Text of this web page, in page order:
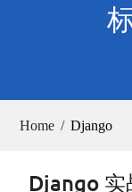
Home Django
Django 实